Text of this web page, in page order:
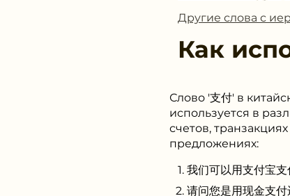
Другие слова с
Как
Слово '支付' в
используется в
счетов,
предложениях:
我们可以用支付宝
请问您是用现金支